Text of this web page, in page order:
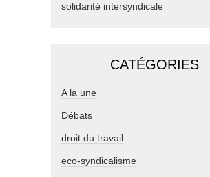
solidarité intersyndicale
CATÉGORIES
A la une
Débats
droit du travail
eco-syndicalisme